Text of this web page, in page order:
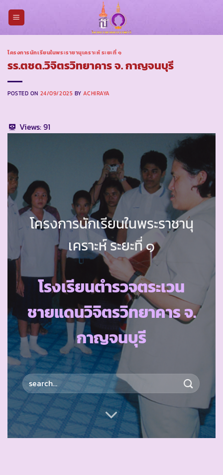
โครงการนักเรียนในพระราชานุเคราะห์ ระยะที่ ๑
รร.ตชด.วิจิตรวิทยาคาร จ. กาญจนบุรี
POSTED ON 24/09/2025 BYACHIRAYA
Views:91
โครงการนักเรียนในพระราชานุ
เคราะห์ ระยะที่ ๑
โรงเรียนตำรวจตระเวน
ชายแดนวิจิตรวิทยาคาร จ.
กาญจนบุรี